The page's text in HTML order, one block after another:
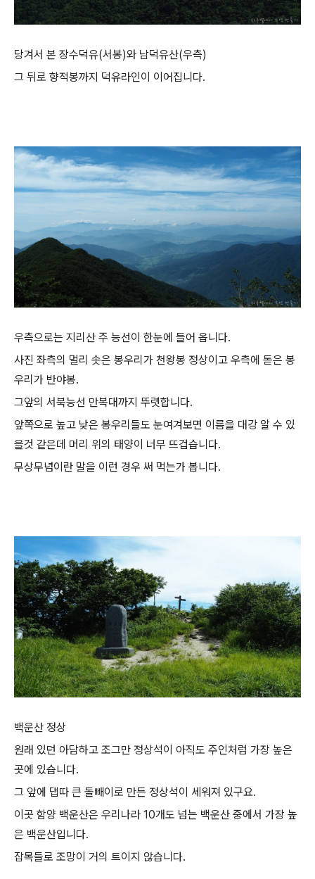
당겨서 본 장수덕유(서봉)와 남덕유산(우측)
그 뒤로 향적봉까지 덕유라인이 이어집니다.
우측으로는 지리산 주 능선이 한눈에 들어 옵니다.
사진 좌측의 멀리 솟은 봉우리가 천왕봉 정상이고 우측에 돋은 봉
우리가 반야봉.
그앞의 서북능선 만복대까지 뚜렷합니다.
앞쪽으로 높고 낮은 봉우리들도 눈여겨보면 이름을 대강 알 수 있
을것 같은데 머리 위의 태양이 너무 뜨겁습니다.
무상무념이란 말을 이런 경우 써 먹는가 봅니다.
백운산 정상
원래 있던 아담하고 조그만 정상석이 아직도 주인처럼 가장 높은
곳에 있습니다.
그 앞에 댑따 큰 돌빼이로 만든 정상석이 세워져 있구요.
이곳 함양 백운산은 우리나라 10개도 넘는 백운산 중에서 가장 높
은 백운산입니다.
잡목들로 조망이 거의 트이지 않습니다.